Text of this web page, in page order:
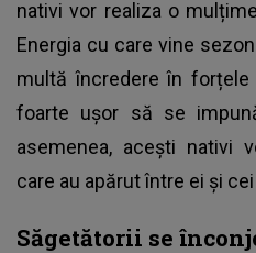
nativi vor realiza o
Energia cu care vine
multă încredere în
foarte ușor să se
asemenea, acești nativi
care au apărut între ei și
Săgetătorii se